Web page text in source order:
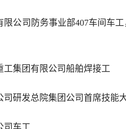
公司防务事业部407车间车
集团有限公司船舶焊接工
研发总院集团公司首席技能
司车工